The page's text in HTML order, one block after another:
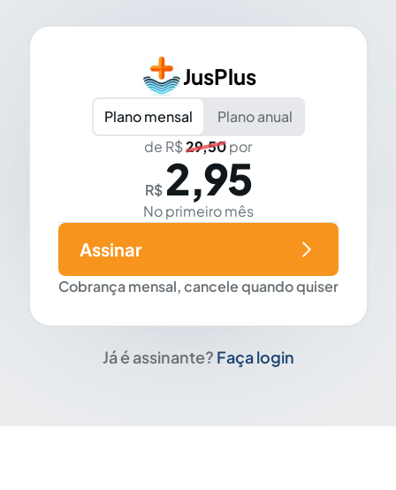
JusPlus
Plano mensal
Plano anual
de R$29,50por
R$ 2,95
No primeiro mês
Cobrança mensal, cancele quando quiser
Assinar
Já é assinante? Faça login